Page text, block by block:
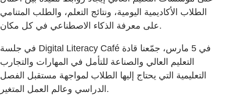
الطلاب الأكاديمية اليومية، ونتائج التعلم، والطلب المتنامي
على معرفة الذكاء الاصطناعي في كل مكان.
في جلسة Digital Literacy Café في 5 مارس، جمّعنا قادة
التعليم العالي والصناعة للتأمل في المهارات والتجارب
التعليمية التي يحتاج إليها الطلاب لمواجهة مستقبل الفصل
الدراسي وعالم العمل المتغير.